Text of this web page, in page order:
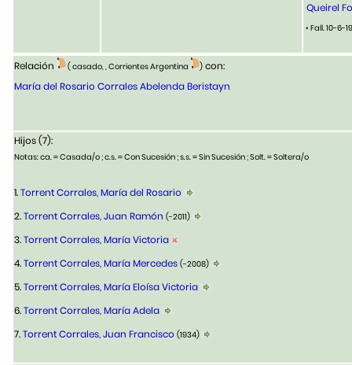
Queirel
• Fall. 10-6-
Relación ( casado, , Corrientes Argentina ) con:
María del Rosario Corrales Abelenda Beristayn
Hijos (7):
Notas: ca. = Casada/o ; c.s. = Con Sucesión ; s.s. = Sin Sucesión ; Solt. = Soltera/o
1.Torrent Corrales, María del Rosario
2.Torrent Corrales, Juan Ramón (-2011)
3.Torrent Corrales, María Victoria
4.Torrent Corrales, María Mercedes (-2008)
5.Torrent Corrales, María Eloísa Victoria
6.Torrent Corrales, María Adela
7.Torrent Corrales, Juan Francisco (1934)